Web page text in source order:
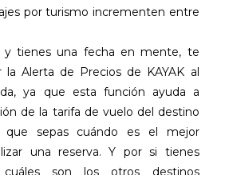
por turismo incrementen entre
y tienes una fecha en mente, te
la Alerta de Precios de KAYAK al
ya que esta función ayuda a
de la tarifa de vuelo del destino
que sepas cuándo es el mejor
una reserva. Y por si tienes
cuáles son los otros destinos